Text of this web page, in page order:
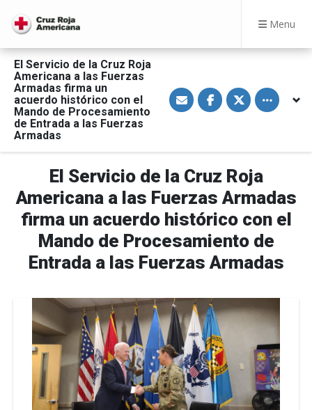
Menu
El Servicio de la Cruz Roja
Americana a las Fuerzas
Armadas firma un
acuerdo histórico con el
Mando de Procesamiento
de Entrada a las Fuerzas
Armadas
S
h
a
E
m
i
l
S
h
a
c
b
o
o
k
S
h
a
i
t
e
Toggle
El Servicio de la Cruz Roja
Americana a las Fuerzas Armadas
firma un acuerdo histórico con el
Mando de Procesamiento de
Entrada a las Fuerzas Armadas